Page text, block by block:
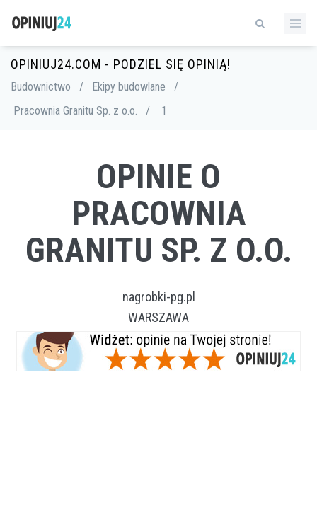
OPINIUJ24.COM - PODZIEL SIĘ OPINIĄ!
Budownictwo / Ekipy budowlane
/
Pracownia Granitu Sp. z o.o.
/ 1
OPINIE O
PRACOWNIA
GRANITU SP. Z O.O.
nagrobki-pg.pl
WARSZAWA